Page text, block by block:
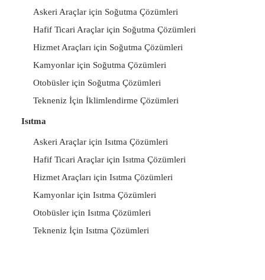
Askeri Araçlar için Soğutma Çözümleri
Hafif Ticari Araçlar için Soğutma Çözümleri
Hizmet Araçları için Soğutma Çözümleri
Kamyonlar için Soğutma Çözümleri
Otobüsler için Soğutma Çözümleri
Tekneniz İçin İklimlendirme Çözümleri
Isıtma
Askeri Araçlar için Isıtma Çözümleri
Hafif Ticari Araçlar için Isıtma Çözümleri
Hizmet Araçları için Isıtma Çözümleri
Kamyonlar için Isıtma Çözümleri
Otobüsler için Isıtma Çözümleri
Tekneniz İçin Isıtma Çözümleri